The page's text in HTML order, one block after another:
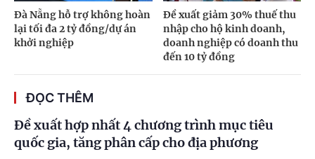
Đà Nẵng hỗ trợ không hoàn
lại tối đa 2 tỷ đồng/dự án
khởi nghiệp
Đề xuất giảm 30% thuế thu
nhập cho hộ kinh doanh,
doanh nghiệp có doanh thu
đến 10 tỷ đồng
ĐỌC THÊM
Đề xuất hợp nhất 4 chương trình mục tiêu
quốc gia, tăng phân cấp cho địa phương